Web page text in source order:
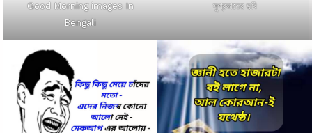
Good Morning images In
Bengali
সুপ্রভাতের ছবি